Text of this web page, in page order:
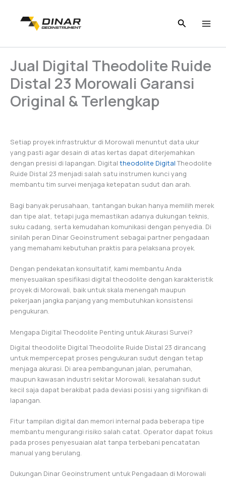
Jual Digital Theodolite Ruide
Distal 23 Morowali Garansi
Original & Terlengkap
Setiap proyek infrastruktur di Morowali menuntut data ukur
yang pasti agar desain di atas kertas dapat diterjemahkan
dengan presisi di lapangan. Digital theodolite Digital Theodolite
Ruide Distal 23 menjadi salah satu instrumen kunci yang
membantu tim survei menjaga ketepatan sudut dan arah.
Bagi banyak perusahaan, tantangan bukan hanya memilih merek
dan tipe alat, tetapi juga memastikan adanya dukungan teknis,
suku cadang, serta kemudahan komunikasi dengan penyedia. Di
sinilah peran Dinar Geoinstrument sebagai partner pengadaan
yang memahami kebutuhan praktis para pelaksana proyek.
Dengan pendekatan konsultatif, kami membantu Anda
menyesuaikan spesifikasi digital theodolite dengan karakteristik
proyek di Morowali, baik untuk skala menengah maupun
pekerjaan jangka panjang yang membutuhkan konsistensi
pengukuran.
Mengapa Digital Theodolite Penting untuk Akurasi Survei?
Digital theodolite Digital Theodolite Ruide Distal 23 dirancang
untuk mempercepat proses pengukuran sudut dengan tetap
menjaga akurasi. Di area pembangunan jalan, perumahan,
maupun kawasan industri sekitar Morowali, kesalahan sudut
kecil saja dapat berakibat pada deviasi posisi yang signifikan di
lapangan.
Fitur tampilan digital dan memori internal pada beberapa tipe
membantu mengurangi risiko salah catat. Operator dapat fokus
pada proses penyesuaian alat tanpa terbebani pencatatan
manual yang berulang.
Dukungan Dinar Geoinstrument untuk Pengadaan di Morowali